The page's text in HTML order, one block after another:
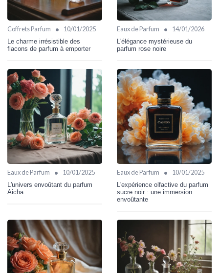
Coffrets Parfum • 10/01/2025
Le charme irrésistible des
flacons de parfum à emporter
Eaux de Parfum • 14/01/2026
L'élégance mystérieuse du
parfum rose noire
Eaux de Parfum • 10/01/2025
L'univers envoûtant du parfum
Aicha
Eaux de Parfum • 10/01/2025
L'expérience olfactive du parfum
sucre noir : une immersion
envoûtante